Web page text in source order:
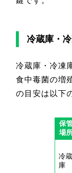
冷蔵庫・
冷蔵庫・冷凍
食中毒菌の増
の目安は以下
保
場
冷蔵
庫